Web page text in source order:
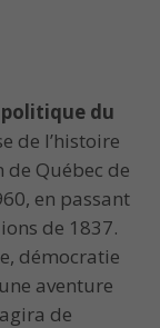
du
de l’histoire
Québec de
en passant
de 1837.
démocratie
aventure
de